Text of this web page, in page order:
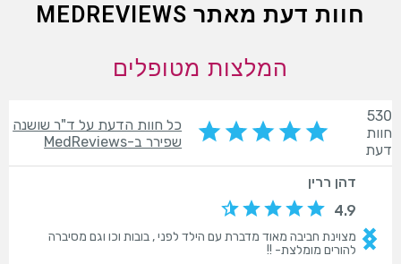
חוות דעת מאתר MEDREVIEWS
המלצות מטופלים